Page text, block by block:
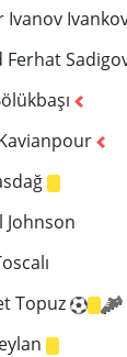
Ivanov
Ferhat
Johnson
Topuz